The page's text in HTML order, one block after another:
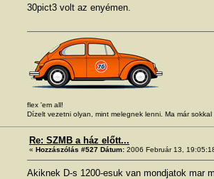
30pict3 volt az enyémen.
flex 'em all!
Dízelt vezetni olyan, mint melegnek lenni. Ma már
Re: SZMB a ház előtt...
« Hozzászólás #527 Dátum: 2006 Február 13,
Akiknek D-s 1200-esuk van mondjatok mar